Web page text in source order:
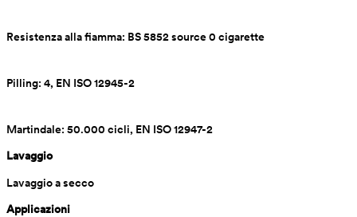
Resistenza alla fiamma: BS 5852 source 0 cigarette
Pilling: 4, EN ISO 12945-2
Martindale: 50.000 cicli, EN ISO 12947-2
Lavaggio
Lavaggio a secco
Applicazioni